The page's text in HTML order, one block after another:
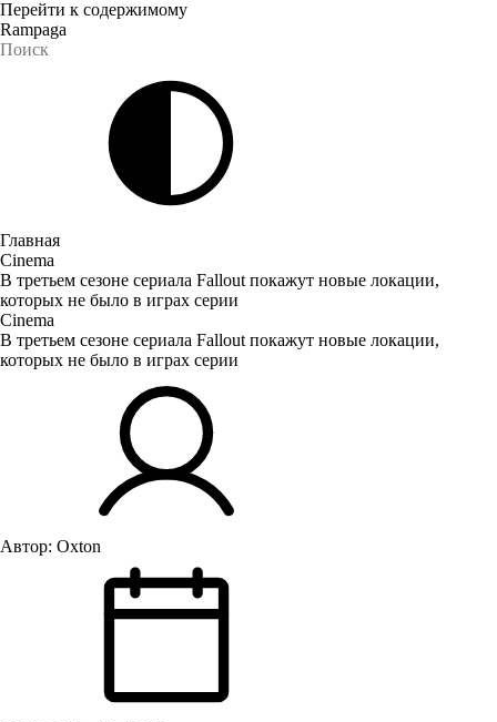
Перейти к содержимому
Rampaga
Главная
Cinema
В третьем сезоне сериала Fallout покажут новые локации,
которых не было в играх серии
Cinema
В третьем сезоне сериала Fallout покажут новые локации,
которых не было в играх серии
Автор: Oxton